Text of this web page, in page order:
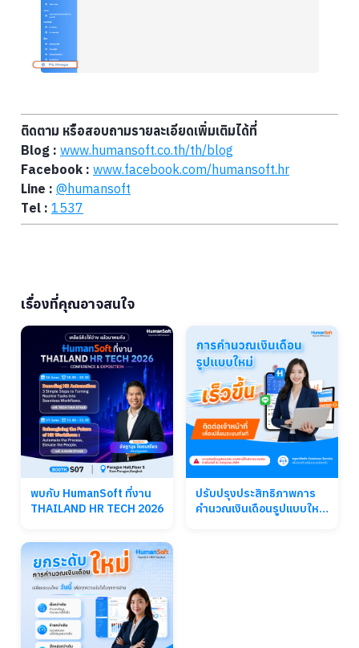
ติดตาม หรือสอบถามรายละเอียดเพิ่มเติมได้ที่
Blog : www.humansoft.co.th/th/blog
Facebook : www.facebook.com/humansoft.hr
Line : @humansoft
Tel : 1537
เรื่องที่คุณอาจสนใจ
พบกับ HumanSoft ที่งาน
THAILAND HR TECH 2026
ปรับปรุงประสิทธิภาพการ
คำนวณเงินเดือนรูปแบบใหม่